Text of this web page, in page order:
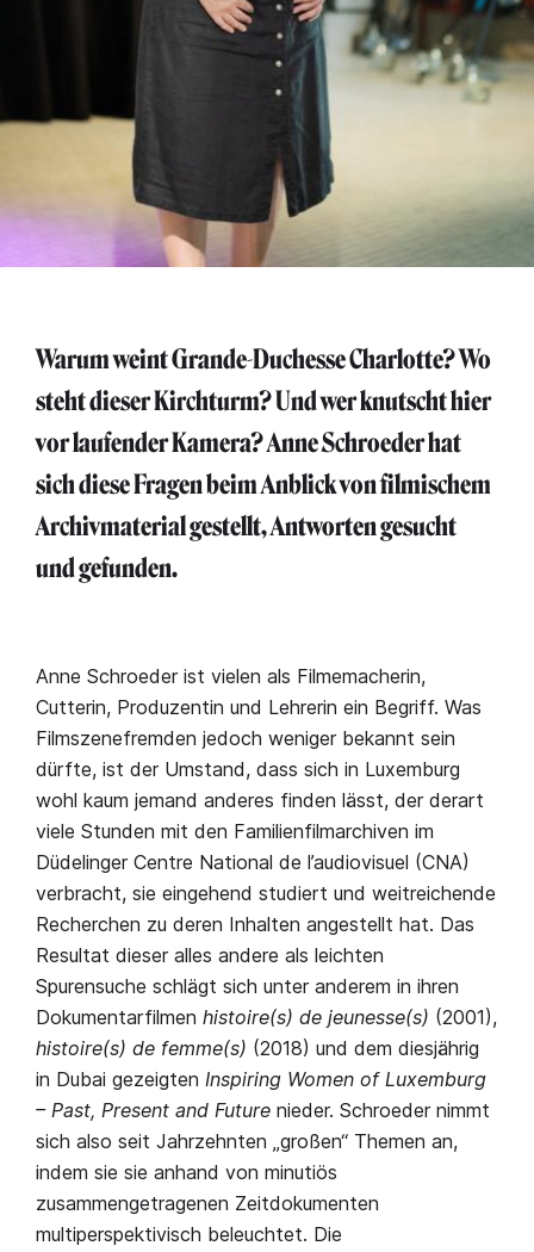
Warum weint Grande-Duchesse Charlotte? Wo
steht dieser Kirchturm? Und wer knutscht hier
vor laufender Kamera? Anne Schroeder hat
sich diese Fragen beim Anblick von filmischem
Archivmaterial gestellt, Antworten gesucht
und gefunden.
Anne Schroeder ist vielen als Filmemacherin,
Cutterin, Produzentin und Lehrerin ein Begriff. Was
Filmszenefremden jedoch weniger bekannt sein
dürfte, ist der Umstand, dass sich in Luxemburg
wohl kaum jemand anderes finden lässt, der derart
viele Stunden mit den Familienfilmarchiven im
Düdelinger Centre National de l’audiovisuel (CNA)
verbracht, sie eingehend studiert und weitreichende
Recherchen zu deren Inhalten angestellt hat. Das
Resultat dieser alles andere als leichten
Spurensuche schlägt sich unter anderem in ihren
Dokumentarfilmen histoire(s) de jeunesse(s) (2001),
histoire(s) de femme(s) (2018) und dem diesjährig
in Dubai gezeigten Inspiring Women of Luxemburg
– Past, Present and Future nieder. Schroeder nimmt
sich also seit Jahrzehnten „großen“ Themen an,
indem sie sie anhand von minutiös
zusammengetragenen Zeitdokumenten
multiperspektivisch beleuchtet. Die